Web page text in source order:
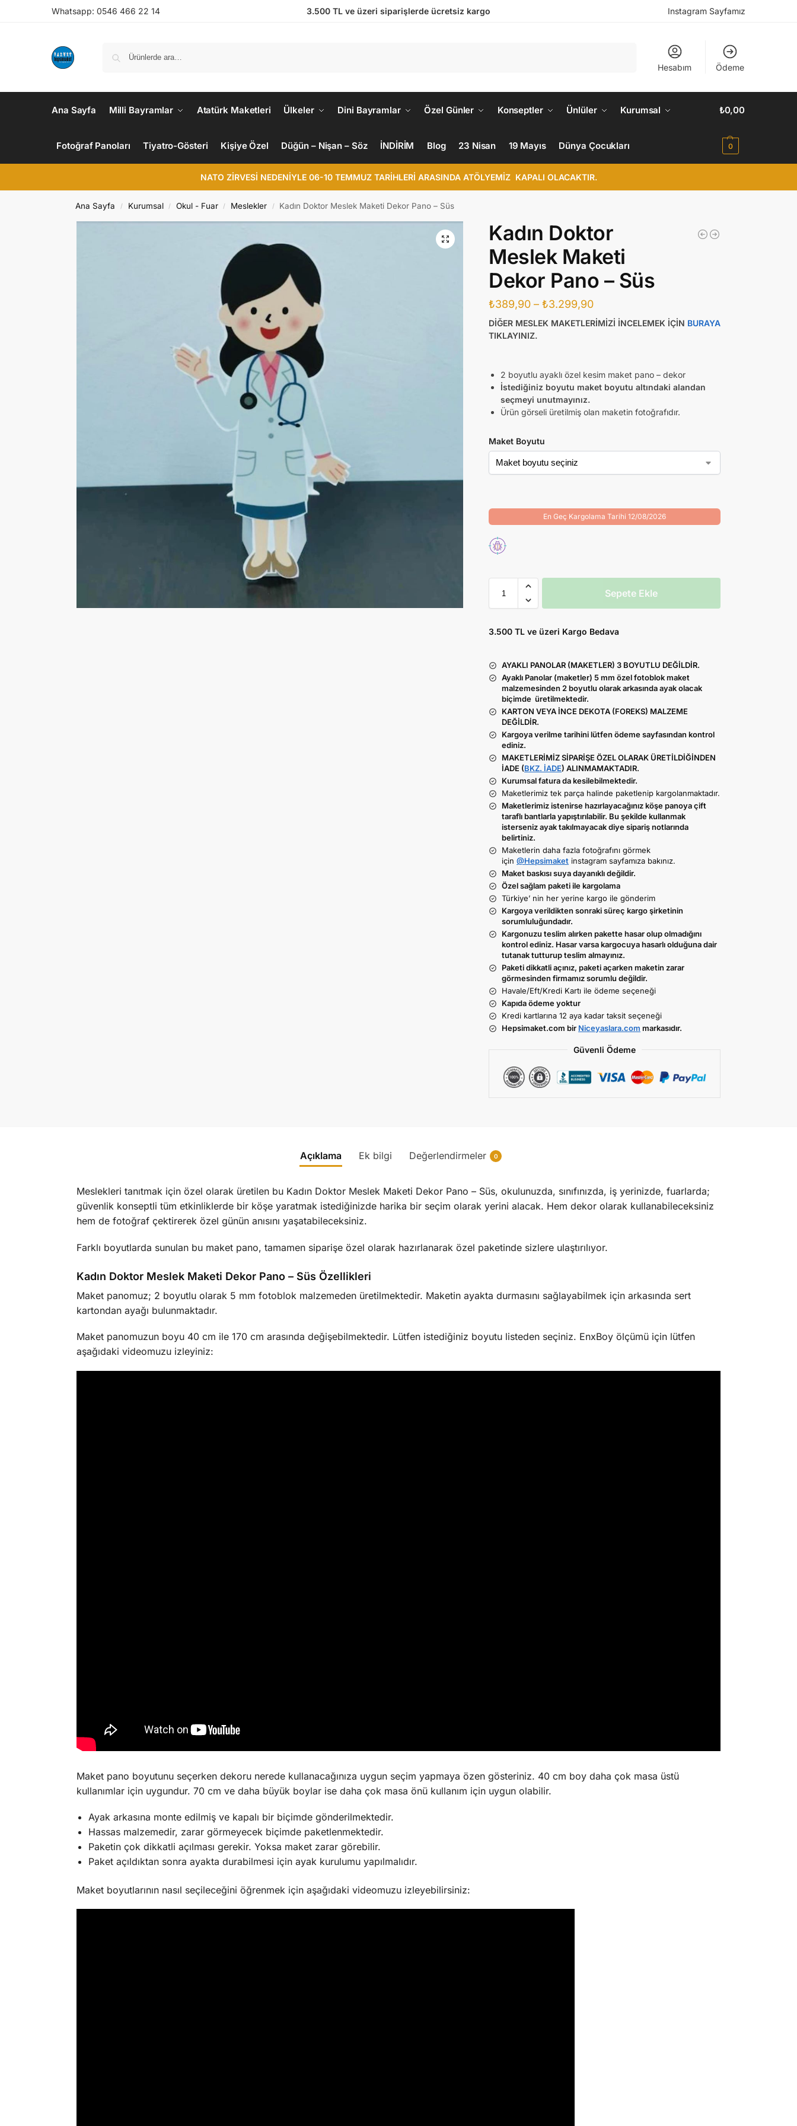
Whatsapp: 0546 466 22 14 3.500 TL ve üzeri siparişlerde ücretsiz kargo Instagram Sayfamız
Hesabım Ödeme
Ana Sayfa Milli Bayramlar Atatürk Maketleri Ülkeler Dini Bayramlar Özel Günler Konseptler Ünlüler Kurumsal
Fotoğraf Panoları Tiyatro-Gösteri Kişiye Özel Düğün – Nişan – Söz İNDİRİM Blog 23 Nisan 19 Mayıs Dünya Çocukları
₺0,00
0
NATO ZİRVESİ NEDENİYLE 06-10 TEMMUZ TARİHLERİ ARASINDA ATÖLYEMİZ KAPALI OLACAKTIR.
Ana Sayfa / Kurumsal / Okul - Fuar / Meslekler / Kadın Doktor Meslek Maketi Dekor Pano – Süs
Kadın Doktor
Meslek Maketi
Dekor Pano – Süs
₺389,90 –₺3.299,90
DİĞER MESLEK MAKETLERİMİZİ İNCELEMEK İÇİN BURAYA
TIKLAYINIZ.
2 boyutlu ayaklı özel kesim maket pano – dekor
İstediğiniz boyutu maket boyutu altındaki alandan
seçmeyi unutmayınız.
Ürün görseli üretilmiş olan maketin fotoğrafıdır.
Maket Boyutu
En Geç Kargolama Tarihi 12/08/2026
Sepete Ekle
3.500 TL ve üzeri Kargo Bedava
AYAKLI PANOLAR (MAKETLER) 3 BOYUTLU DEĞİLDİR.
Ayaklı Panolar (maketler) 5 mm özel fotoblok maket
malzemesinden 2 boyutlu olarak arkasında ayak olacak
biçimde üretilmektedir.
KARTON VEYA İNCE DEKOTA (FOREKS) MALZEME
DEĞİLDİR.
Kargoya verilme tarihini lütfen ödeme sayfasından kontrol
ediniz.
MAKETLERİMİZ SİPARİŞE ÖZEL OLARAK ÜRETİLDİĞİNDEN
İADE (BKZ. İADE) ALINMAMAKTADIR.
Kurumsal fatura da kesilebilmektedir.
Maketlerimiz tek parça halinde paketlenip kargolanmaktadır.
Maketlerimiz istenirse hazırlayacağınız köşe panoya çift
taraflı bantlarla yapıştırılabilir. Bu şekilde kullanmak
isterseniz ayak takılmayacak diye sipariş notlarında
belirtiniz.
Maketlerin daha fazla fotoğrafını görmek
için@Hepsimaket instagram sayfamıza bakınız.
Maket baskısı suya dayanıklı değildir.
Özel sağlam paketi ile kargolama
Türkiye’ nin her yerine kargo ile gönderim
Kargoya verildikten sonraki süreç kargo şirketinin
sorumluluğundadır.
Kargonuzu teslim alırken pakette hasar olup olmadığını
kontrol ediniz. Hasar varsa kargocuya hasarlı olduğuna dair
tutanak tutturup teslim almayınız.
Paketi dikkatli açınız, paketi açarken maketin zarar
görmesinden firmamız sorumlu değildir.
Havale/Eft/Kredi Kartı ile ödeme seçeneği
Kapıda ödeme yoktur
Kredi kartlarına 12 aya kadar taksit seçeneği
Hepsimaket.com bir Niceyaslara.com markasıdır.
Güvenli Ödeme
Açıklama Ek bilgi Değerlendirmeler 0
Meslekleri tanıtmak için özel olarak üretilen bu Kadın Doktor Meslek Maketi Dekor Pano – Süs, okulunuzda, sınıfınızda, iş yerinizde, fuarlarda;
güvenlik konseptli tüm etkinliklerde bir köşe yaratmak istediğinizde harika bir seçim olarak yerini alacak. Hem dekor olarak kullanabileceksiniz
hem de fotoğraf çektirerek özel günün anısını yaşatabileceksiniz.
Farklı boyutlarda sunulan bu maket pano, tamamen siparişe özel olarak hazırlanarak özel paketinde sizlere ulaştırılıyor.
Kadın Doktor Meslek Maketi Dekor Pano – Süs Özellikleri
Maket panomuz; 2 boyutlu olarak 5 mm fotoblok malzemeden üretilmektedir. Maketin ayakta durmasını sağlayabilmek için arkasında sert
kartondan ayağı bulunmaktadır.
Maket panomuzun boyu 40 cm ile 170 cm arasında değişebilmektedir. Lütfen istediğiniz boyutu listeden seçiniz. EnxBoy ölçümü için lütfen
aşağıdaki videomuzu izleyiniz:
Maket pano boyutunu seçerken dekoru nerede kullanacağınıza uygun seçim yapmaya özen gösteriniz. 40 cm boy daha çok masa üstü
kullanımlar için uygundur. 70 cm ve daha büyük boylar ise daha çok masa önü kullanım için uygun olabilir.
Ayak arkasına monte edilmiş ve kapalı bir biçimde gönderilmektedir.
Hassas malzemedir, zarar görmeyecek biçimde paketlenmektedir.
Paketin çok dikkatli açılması gerekir. Yoksa maket zarar görebilir.
Paket açıldıktan sonra ayakta durabilmesi için ayak kurulumu yapılmalıdır.
Maket boyutlarının nasıl seçileceğini öğrenmek için aşağıdaki videomuzu izleyebilirsiniz: